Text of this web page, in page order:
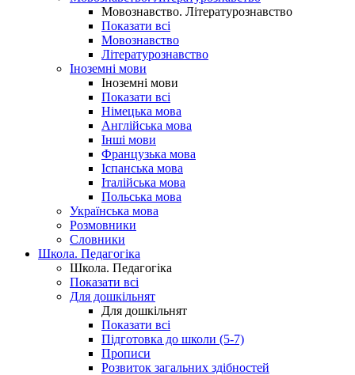
Мовознавство. Літературознавство
Показати всі
Мовознавство
Літературознавство
Іноземні мови
Іноземні мови
Показати всі
Німецька мова
Англійська мова
Інші мови
Французька мова
Іспанська мова
Італійська мова
Польська мова
Українська мова
Розмовники
Словники
Школа. Педагогіка
Школа. Педагогіка
Показати всі
Для дошкільнят
Для дошкільнят
Показати всі
Підготовка до школи (5-7)
Прописи
Розвиток загальних здібностей